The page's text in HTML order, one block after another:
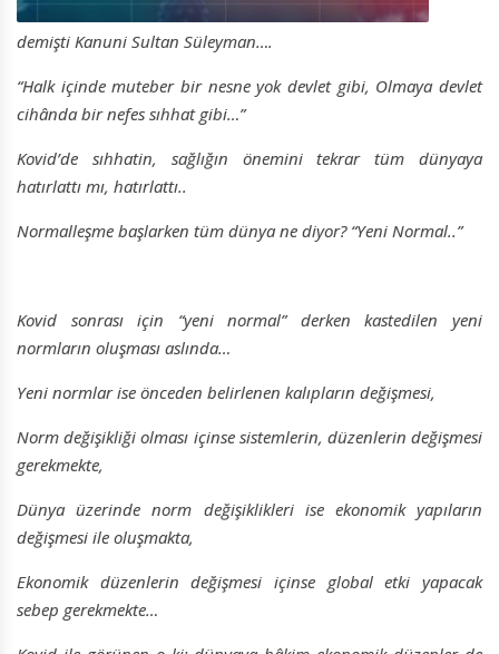
demişti Kanuni Sultan Süleyman….
“Halk içinde muteber bir nesne yok devlet gibi, Olmaya devlet
cihânda bir nefes sıhhat gibi…”
Kovid’de sıhhatin, sağlığın önemini tekrar tüm dünyaya
hatırlattı mı, hatırlattı..
Normalleşme başlarken tüm dünya ne diyor? “Yeni Normal..”
Kovid sonrası için “yeni normal” derken kastedilen yeni
normların oluşması aslında…
Yeni normlar ise önceden belirlenen kalıpların değişmesi,
Norm değişikliği olması içinse sistemlerin, düzenlerin değişmesi
gerekmekte,
Dünya üzerinde norm değişiklikleri ise ekonomik yapıların
değişmesi ile oluşmakta,
Ekonomik düzenlerin değişmesi içinse global etki yapacak
sebep gerekmekte…